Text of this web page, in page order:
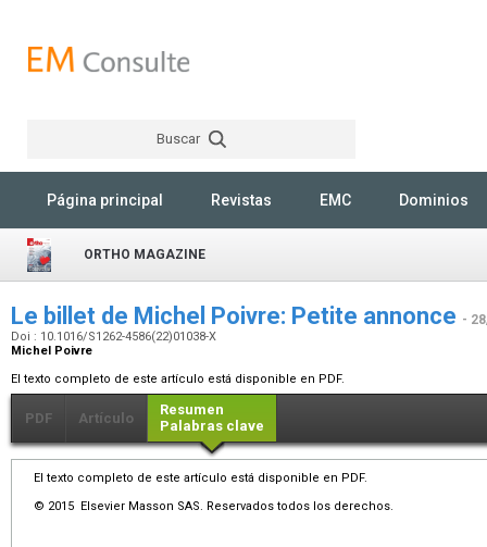
Buscar
Página principal Revistas EMC Dominios
ORTHO MAGAZINE
Le billet de Michel Poivre: Petite annonce -
Doi : 10.1016/S1262-4586(22)01038-X
Michel Poivre
El texto completo de este artículo está disponible en PDF.
PDF Artículo
Resumen
Palabras clave
El texto completo de este artículo está disponible en PDF.
© 2015 Elsevier Masson SAS. Reservados todos los derechos.